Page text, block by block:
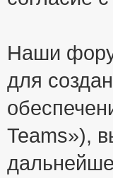
Наши
для
Teams»),